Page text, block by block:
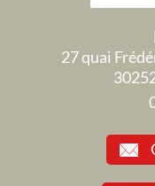
27 quai